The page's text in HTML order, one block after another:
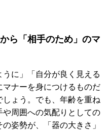
ら「相手のため」のマ
に」「自分が良く見える
ナーを身につけるものだ
ょう。でも、年齢を重ね
周囲への気配りとしての
姿勢が、「器の大きさ」